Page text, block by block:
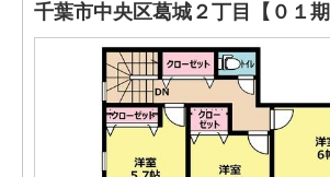
千葉市中央区葛城２丁目【０１